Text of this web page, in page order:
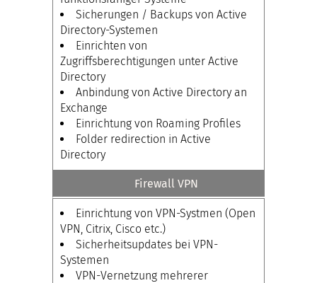
Sicherungen / Backups von Active
Directory-Systemen
Einrichten von
Zugriffsberechtigungen unter Active
Directory
Anbindung von Active Directory an
Exchange
Einrichtung von Roaming Profiles
Folder redirection in Active
Directory
Firewall VPN
Einrichtung von VPN-Systmen (Open
VPN, Citrix, Cisco etc.)
Sicherheitsupdates bei VPN-
Systemen
VPN-Vernetzung mehrerer